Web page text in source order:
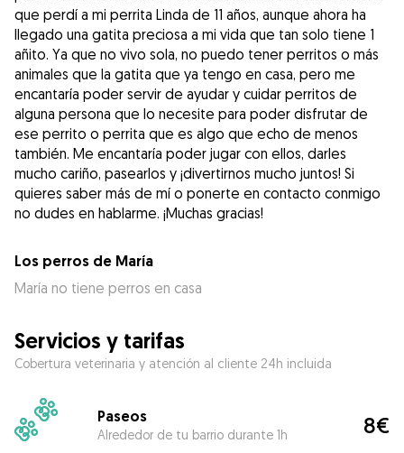
que perdí a mi perrita Linda de 11 años, aunque ahora ha
llegado una gatita preciosa a mi vida que tan solo tiene 1
añito. Ya que no vivo sola, no puedo tener perritos o más
animales que la gatita que ya tengo en casa, pero me
encantaría poder servir de ayudar y cuidar perritos de
alguna persona que lo necesite para poder disfrutar de
ese perrito o perrita que es algo que echo de menos
también. Me encantaría poder jugar con ellos, darles
mucho cariño, pasearlos y ¡divertirnos mucho juntos! Si
quieres saber más de mí o ponerte en contacto conmigo
no dudes en hablarme. ¡Muchas gracias!
Los perros de María
María no tiene perros en casa
Servicios y tarifas
Cobertura veterinaria y atención al cliente 24h incluida
Paseos
Alrededor de tu barrio durante 1h 8€